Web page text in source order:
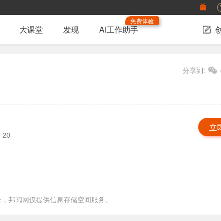
大课堂 发现 AI工作助手
免费体验
分享到:
20
立
邦阅网仅提供信息存储空间服务。